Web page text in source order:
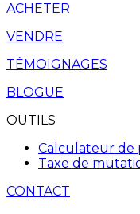
ACHETER
VENDRE
TÉMOIGNAGES
BLOGUE
OUTILS
Calculateur de
Taxe de
CONTACT